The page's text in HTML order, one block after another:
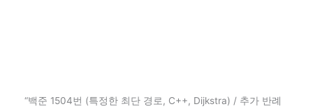
“백준 1504번 (특정한 최단 경로, C++, Dijkstra) / 추가 반례